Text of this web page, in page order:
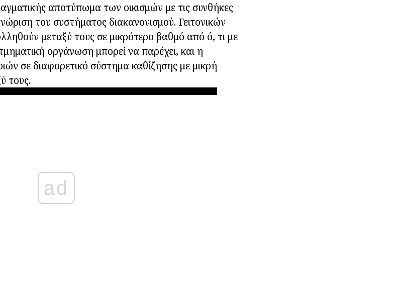
αποτύπωμα των οικισμών με τις συνθήκες
του συστήματος διακανονισμού. Γειτονικών
μεταξύ τους σε μικρότερο βαθμό από ό, τι με
οργάνωση μπορεί να παρέχει, και η
σε διαφορετικό σύστημα καθίζησης με μικρή
τους.
ad